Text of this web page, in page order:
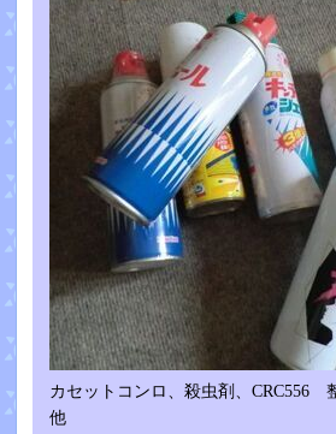
カセットコンロ、殺虫剤、CRC556
他